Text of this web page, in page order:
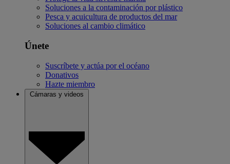
Soluciones a la contaminación por plástico
Pesca y acuicultura de productos del mar
Soluciones al cambio climático
Únete
Suscríbete y actúa por el océano
Donativos
Hazte miembro
Cámaras y videos